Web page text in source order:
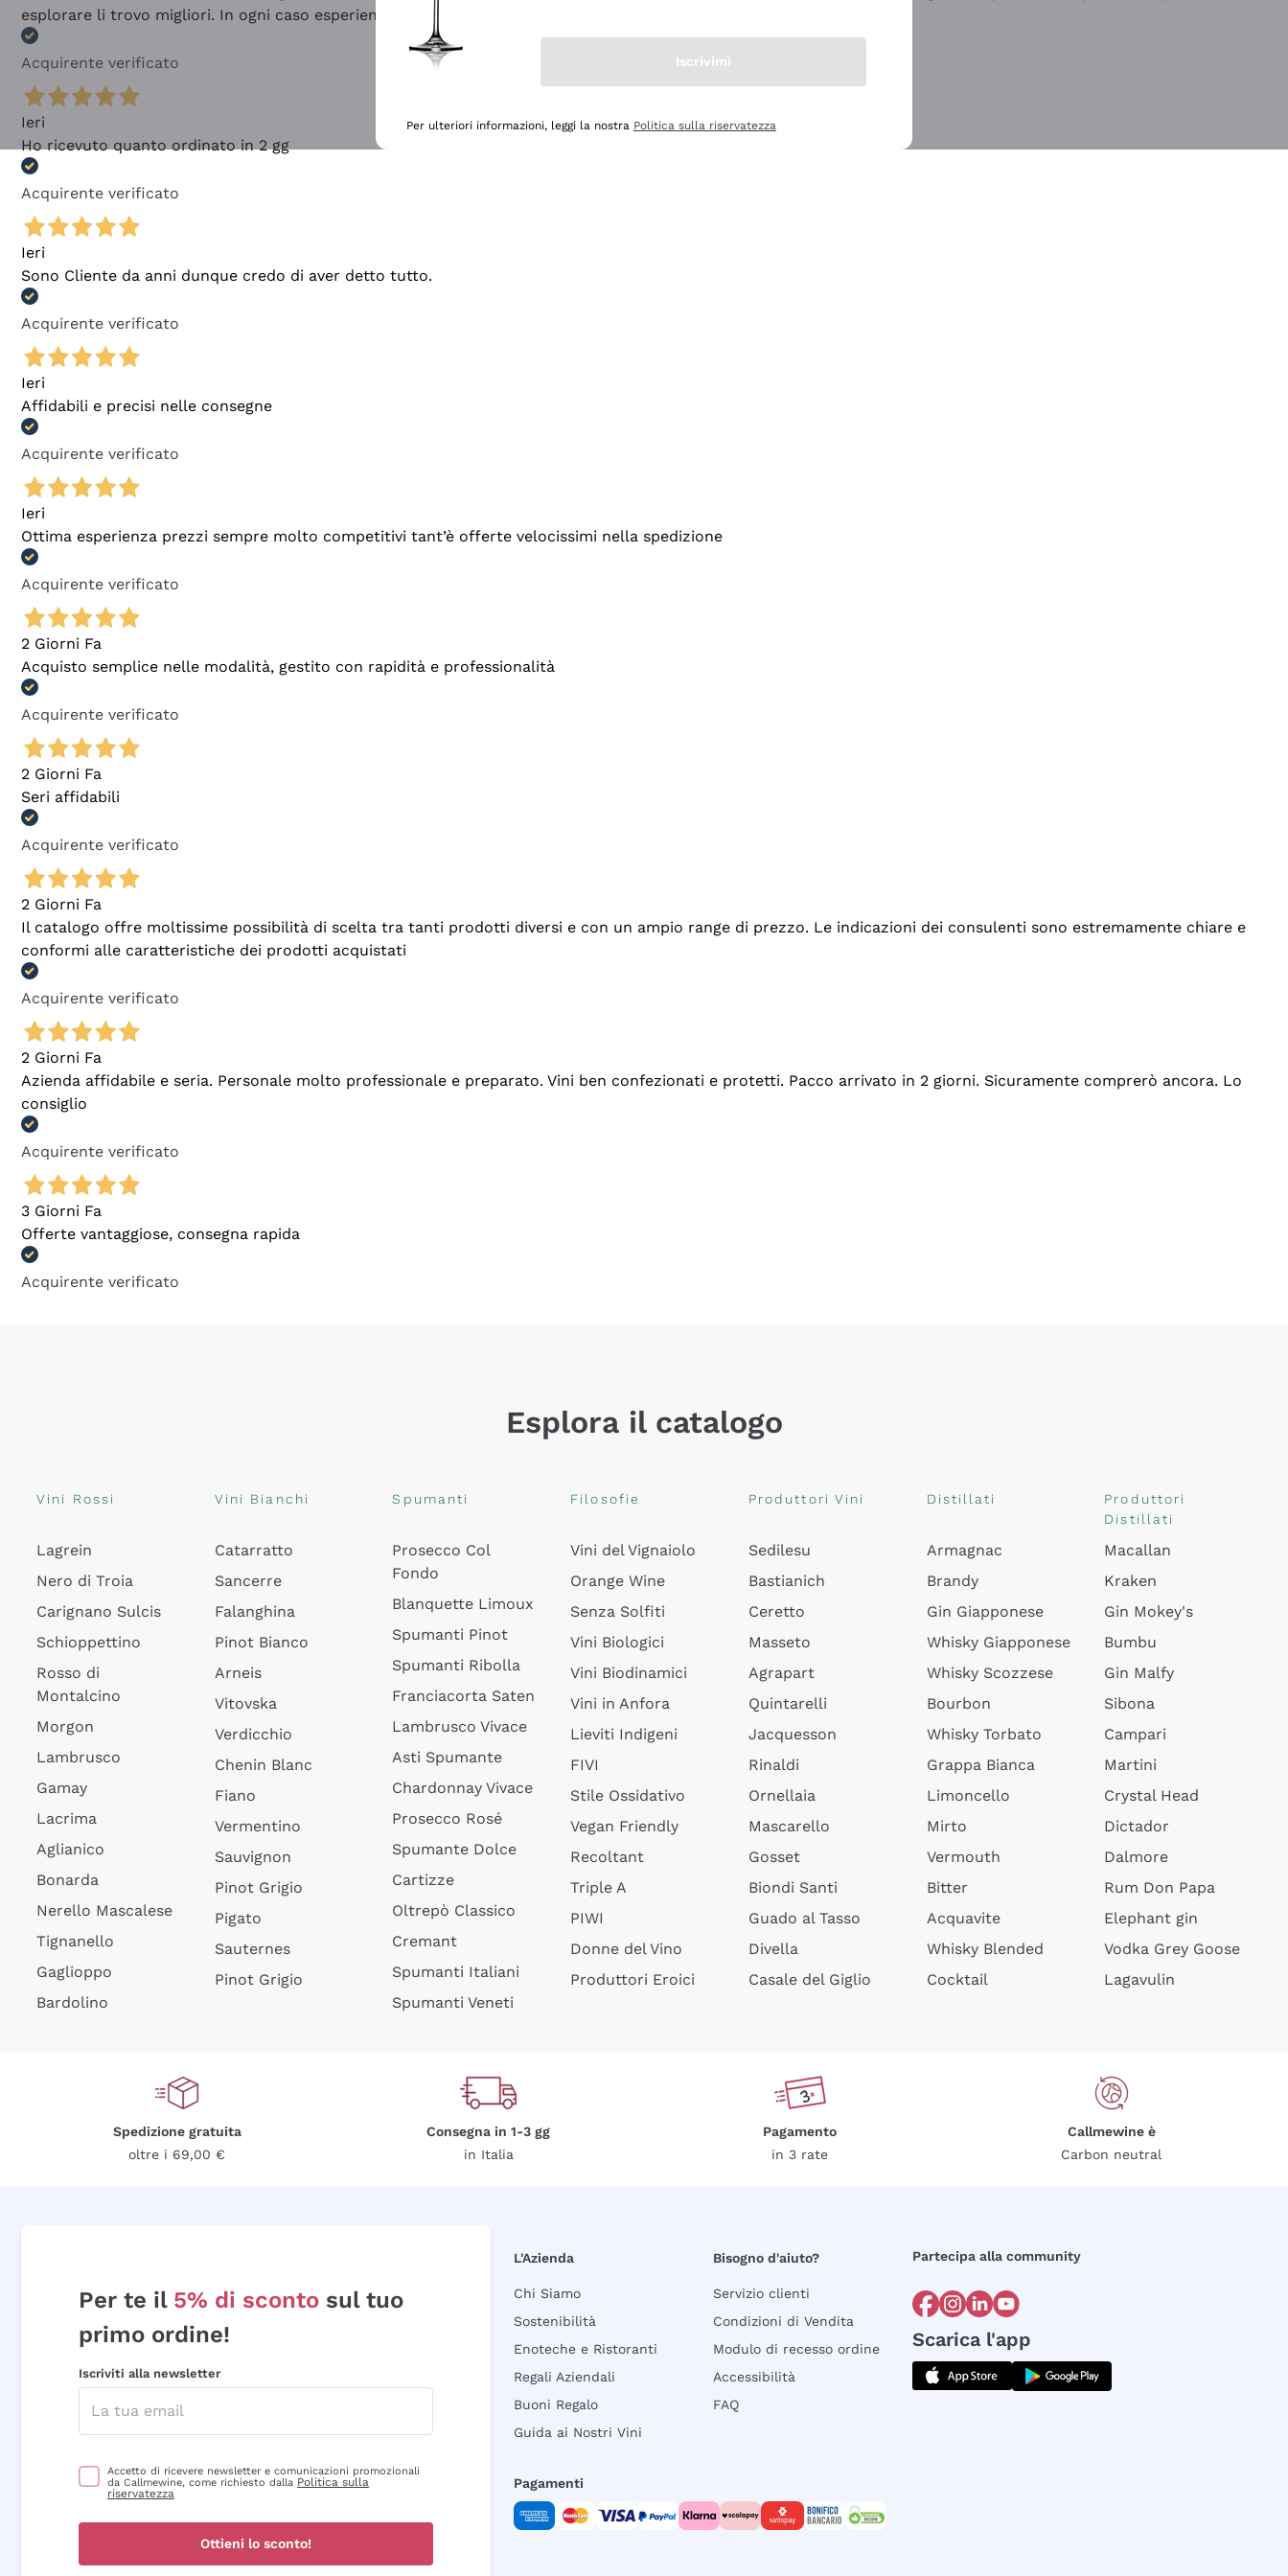
esplorare li trovo migliori. In ogni caso esperienza buona e lo consiglio! 👍
Acquirente verificato
Ieri
Ho ricevuto quanto ordinato in 2 gg
Acquirente verificato
Ieri
Sono Cliente da anni dunque credo di aver detto tutto.
Acquirente verificato
Ieri
Affidabili e precisi nelle consegne
Acquirente verificato
Ieri
Ottima esperienza prezzi sempre molto competitivi tant’è offerte velocissimi nella spedizione
Acquirente verificato
2 Giorni Fa
Acquisto semplice nelle modalità, gestito con rapidità e professionalità
Acquirente verificato
2 Giorni Fa
Seri affidabili
Acquirente verificato
2 Giorni Fa
Il catalogo offre moltissime possibilità di scelta tra tanti prodotti diversi e con un ampio range di prezzo. Le indicazioni dei consulenti sono estremamente chiare e
conformi alle caratteristiche dei prodotti acquistati
Acquirente verificato
2 Giorni Fa
Azienda affidabile e seria. Personale molto professionale e preparato. Vini ben confezionati e protetti. Pacco arrivato in 2 giorni. Sicuramente comprerò ancora. Lo
consiglio
Acquirente verificato
3 Giorni Fa
Offerte vantaggiose, consegna rapida
Acquirente verificato
Esplora il catalogo
Vini Rossi
Lagrein
Nero di Troia
Carignano Sulcis
Schioppettino
Rosso di
Montalcino
Morgon
Lambrusco
Gamay
Lacrima
Aglianico
Bonarda
Nerello Mascalese
Tignanello
Gaglioppo
Bardolino
Vini Bianchi
Catarratto
Sancerre
Falanghina
Pinot Bianco
Arneis
Vitovska
Verdicchio
Chenin Blanc
Fiano
Vermentino
Sauvignon
Pinot Grigio
Pigato
Sauternes
Pinot Grigio
Spumanti
Prosecco Col
Fondo
Blanquette Limoux
Spumanti Pinot
Spumanti Ribolla
Franciacorta Saten
Lambrusco Vivace
Asti Spumante
Chardonnay Vivace
Prosecco Rosé
Spumante Dolce
Cartizze
Oltrepò Classico
Cremant
Spumanti Italiani
Spumanti Veneti
Filosofie
Vini del Vignaiolo
Orange Wine
Senza Solfiti
Vini Biologici
Vini Biodinamici
Vini in Anfora
Lieviti Indigeni
FIVI
Stile Ossidativo
Vegan Friendly
Recoltant
Triple A
PIWI
Donne del Vino
Produttori Eroici
Produttori Vini
Sedilesu
Bastianich
Ceretto
Masseto
Agrapart
Quintarelli
Jacquesson
Rinaldi
Ornellaia
Mascarello
Gosset
Biondi Santi
Guado al Tasso
Divella
Casale del Giglio
Distillati
Armagnac
Brandy
Gin Giapponese
Whisky Giapponese
Whisky Scozzese
Bourbon
Whisky Torbato
Grappa Bianca
Limoncello
Mirto
Vermouth
Bitter
Acquavite
Whisky Blended
Cocktail
Produttori
Distillati
Macallan
Kraken
Gin Mokey's
Bumbu
Gin Malfy
Sibona
Campari
Martini
Crystal Head
Dictador
Dalmore
Rum Don Papa
Elephant gin
Vodka Grey Goose
Lagavulin
Spedizione gratuita
oltre i 69,00 €
Consegna in 1-3 gg
in Italia
Pagamento
in 3 rate
Callmewine è
Carbon neutral
Per te il 5% di sconto sul tuo
primo ordine!
Iscriviti alla newsletter
Accetto di ricevere newsletter e comunicazioni promozionali
da Callmewine, come richiesto dalla Politica sulla
riservatezza
Ottieni lo sconto!
L'Azienda
Chi Siamo
Sostenibilità
Enoteche e Ristoranti
Regali Aziendali
Buoni Regalo
Guida ai Nostri Vini
Bisogno d'aiuto?
Servizio clienti
Condizioni di Vendita
Modulo di recesso ordine
Accessibilità
FAQ
Partecipa alla community
Scarica l'app
Pagamenti
Iscrivimi
Per ulteriori informazioni, leggi la nostra Politica sulla riservatezza